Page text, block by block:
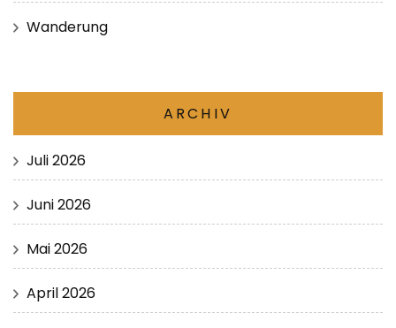
Wanderung
ARCHIV
Juli 2026
Juni 2026
Mai 2026
April 2026